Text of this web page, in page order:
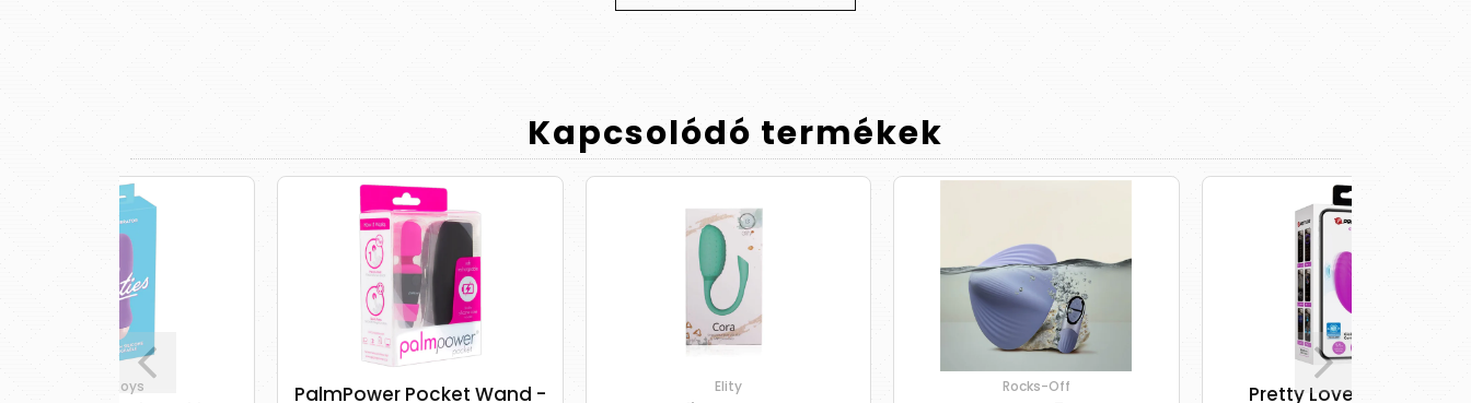
Kapcsolódó termékek
PalmPower Pocket Wand -
Pretty Love Catalina